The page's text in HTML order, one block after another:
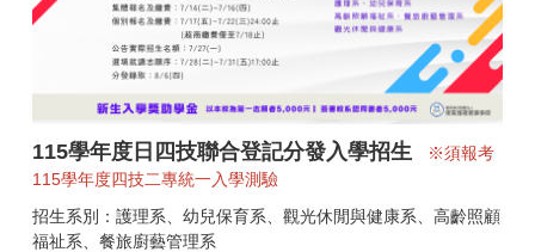
115學年度日四技聯合登記分發入學招生
※須報考
115學年度四技二專統一入學測驗
招生系別：護理系、幼兒保育系、觀光休閒與健康系、高齡照顧
福祉系、餐旅廚藝管理系